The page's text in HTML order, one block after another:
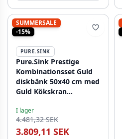
SUMMERSALE
-15%
PURE.SINK
Pure.Sink Prestige
Kombinationsset Guld
diskbänk 50x40 cm med
Guld Kökskran
I lager
4.481,32 SEK
3.809,11 SEK